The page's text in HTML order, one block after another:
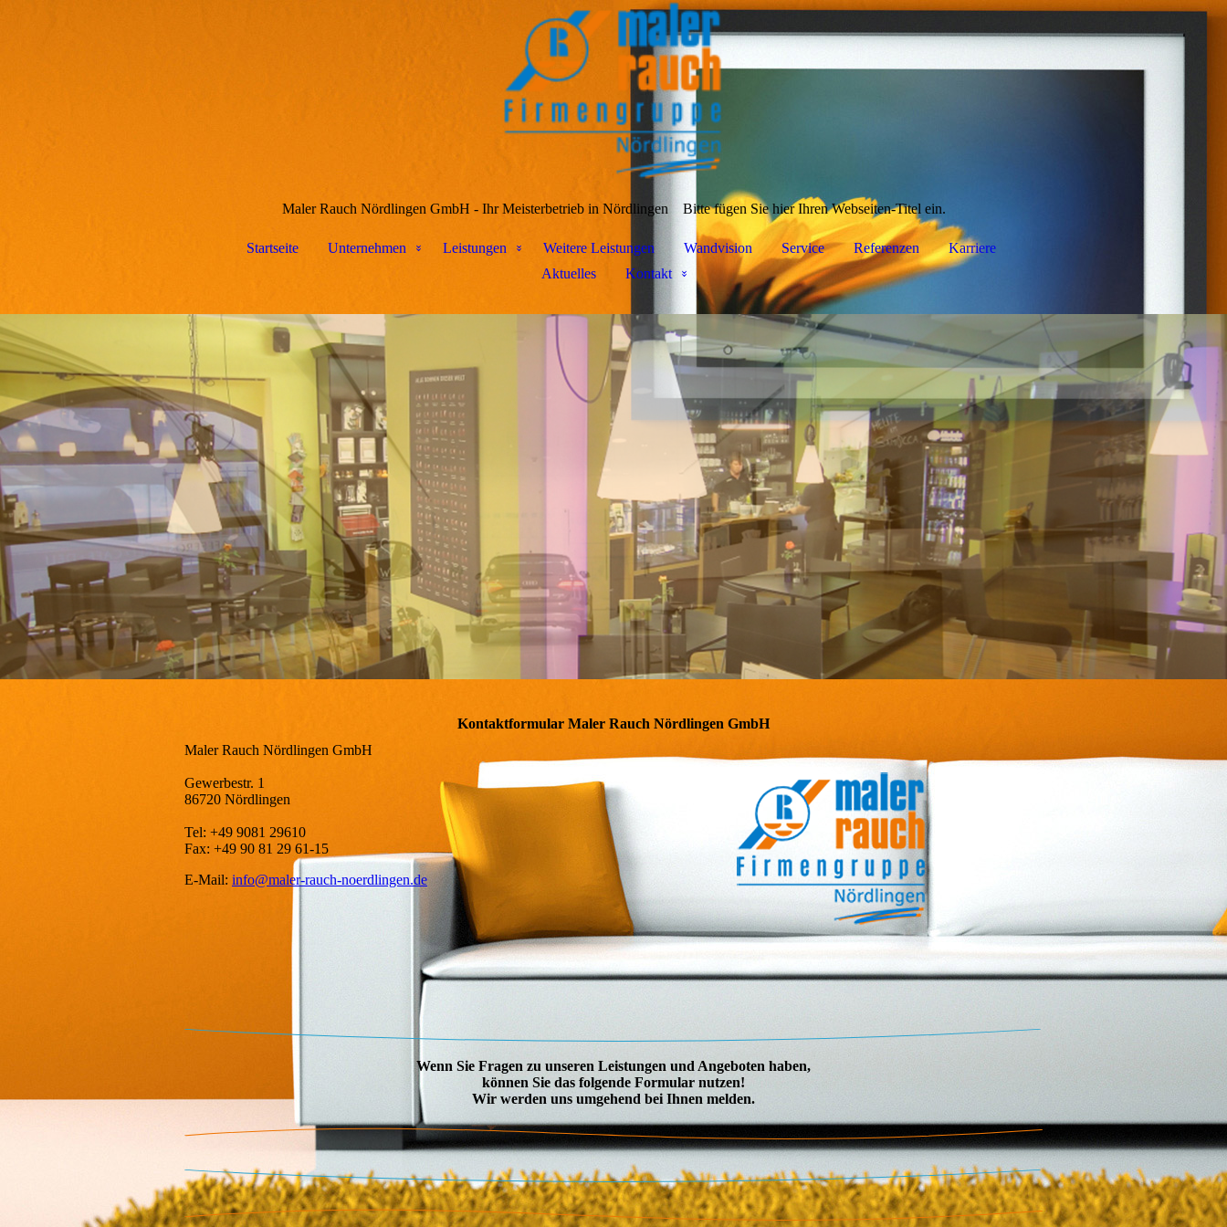
Maler Rauch Nördlingen GmbH - Ihr Meisterbetrieb in Nördlingen Bitte fügen Sie hier Ihren Webseiten-Titel ein.
Startseite Unternehmen Leistungen Weitere Leistungen Wandvision Service Referenzen
Karriere
Aktuelles
Kontakt
Kontaktformular Maler Rauch Nördlingen GmbH
Maler Rauch Nördlingen GmbH
Gewerbestr. 1
86720 Nördlingen
Tel: +49 9081 29610
Fax: +49 90 81 29 61-15
E-Mail: info@maler-rauch-noerdlingen.de
Wenn Sie Fragen zu unseren Leistungen und Angeboten haben,
können Sie das folgende Formular nutzen!
Wir werden uns umgehend bei Ihnen melden.